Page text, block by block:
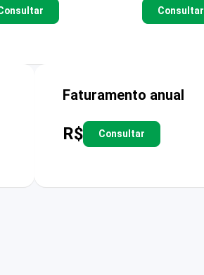
Consultar
Faturamento anual
R$ Consultar